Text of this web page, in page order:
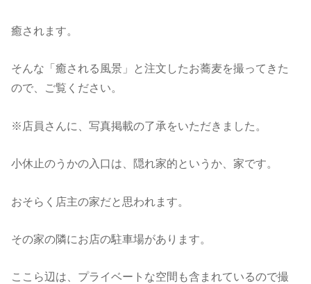
癒されます。
そんな「癒される風景」と注文したお蕎麦を撮ってきた
ので、ご覧ください。
※店員さんに、写真掲載の了承をいただきました。
小休止のうかの入口は、隠れ家的というか、家です。
おそらく店主の家だと思われます。
その家の隣にお店の駐車場があります。
ここら辺は、プライベートな空間も含まれているので撮